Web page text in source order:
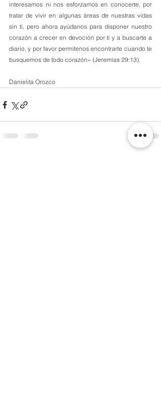
interesamos ni nos esforzamos en conocerte, por
tratar de vivir en algunas áreas de nuestras vidas
sin ti, pero ahora ayúdanos para disponer nuestro
corazón a crecer en devoción por ti y a buscarte a
diario, y por favor permítenos encontrarte cuando te
busquemos de todo corazón» (Jeremías 29:13).
Danielita Orozco